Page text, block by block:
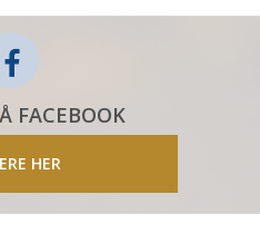
FACEBOOK
HER